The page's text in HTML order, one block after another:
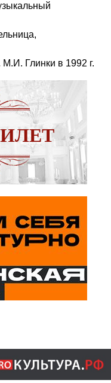
Глинки в 1992 г.